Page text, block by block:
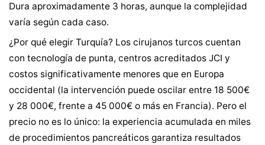
Dura aproximadamente 3 horas, aunque la complejidad
varía según cada caso.
¿Por qué elegir Turquía? Los cirujanos turcos cuentan
con tecnología de punta, centros acreditados JCI y
costos significativamente menores que en Europa
occidental (la intervención puede oscilar entre 18 500€
y 28 000€, frente a 45 000€ o más en Francia). Pero el
precio no es lo único: la experiencia acumulada en miles
de procedimientos pancreáticos garantiza resultados